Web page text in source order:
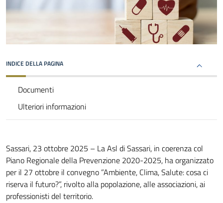
INDICE DELLA PAGINA
Documenti
Ulteriori informazioni
Sassari, 23 ottobre 2025 – La Asl di Sassari, in coerenza col
Piano Regionale della Prevenzione 2020-2025, ha organizzato
per il 27 ottobre il convegno ”Ambiente, Clima, Salute: cosa ci
riserva il futuro?”, rivolto alla popolazione, alle associazioni, ai
professionisti del territorio.